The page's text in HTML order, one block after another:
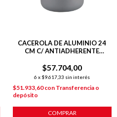
CACEROLA DE ALUMINIO 24
CM C/ ANTIADHERENTE
$57.704,00
6 x $9.617,33 sin interés
$51.933,60con Transferencia o
depósito
COMPRAR